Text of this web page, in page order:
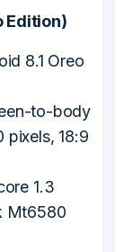
Edition)
8.1 Oreo
to-body
pixels, 18:9
1.3
Mt6580